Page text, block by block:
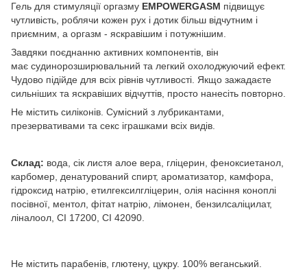
Гель для стимуляції оргазму EMPOWERGASM підвищує
чутливість, роблячи кожен рух і дотик більш відчутним і
приємним, а оргазм - яскравішим і потужнішим.
Завдяки поєднанню активних компонентів, він
має судинорозширювальний та легкий охолоджуючий ефект.
Чудово підійде для всіх рівнів чутливості. Якщо зажадаєте
сильніших та яскравіших відчуттів, просто нанесіть повторно.
Не містить силіконів. Сумісний з лубрикантами,
презервативами та секс іграшками всіх видів.
Склад: вода, сік листя алое вера, гліцерин, феноксиетанол,
карбомер, денатурований спирт, ароматизатор, камфора,
гідроксид натрію, етилгексилгліцерин, олія насіння коноплі
посівної, ментол, фітат натрію, лімонен, бензилсаліцилат,
ліналоол, CI 17200, CI 42090.
Не містить парабенів, глютену, цукру. 100% веганський.